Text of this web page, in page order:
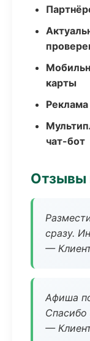
карты
Реклама
чат-бот
Отзывы
сразу.
—
Афиша
Спасибо
—